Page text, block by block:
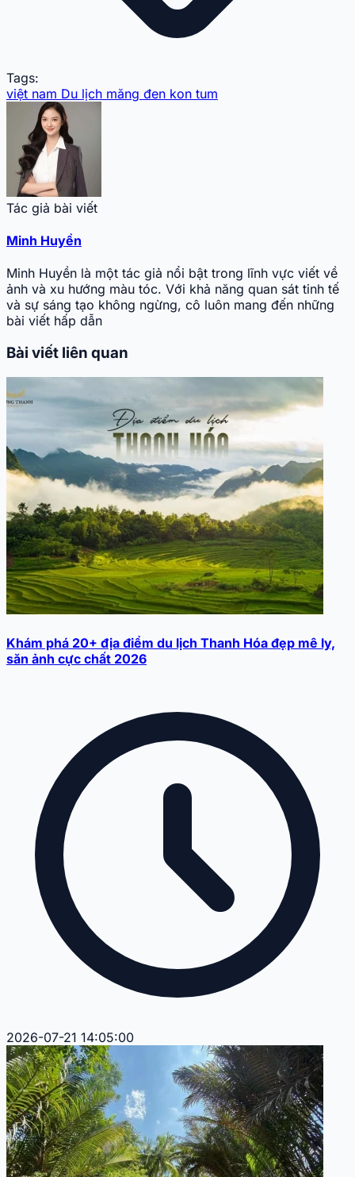
Tags:
việt nam Du lịch măng đen kon tum
Tác giả bài viết
Minh Huyền
Minh Huyền là một tác giả nổi bật trong lĩnh vực viết về
ảnh và xu hướng màu tóc. Với khả năng quan sát tinh tế
và sự sáng tạo không ngừng, cô luôn mang đến những
bài viết hấp dẫn
Bài viết liên quan
Khám phá 20+ địa điểm du lịch Thanh Hóa đẹp mê ly,
săn ảnh cực chất 2026
2026-07-21 14:05:00